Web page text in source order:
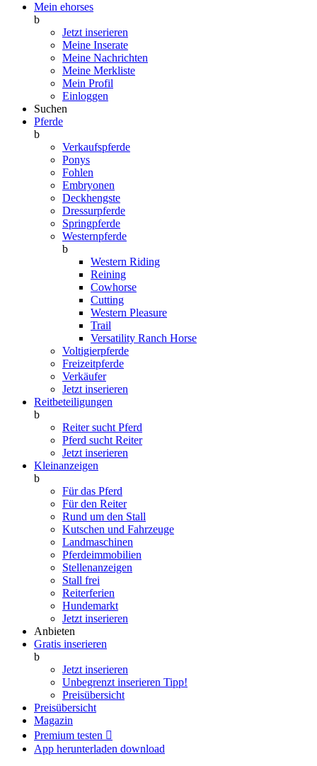
Mein ehorses
b
Jetzt inserieren
Meine Inserate
Meine Nachrichten
Meine Merkliste
Mein Profil
Einloggen
Suchen
Pferde
b
Verkaufspferde
Ponys
Fohlen
Embryonen
Deckhengste
Dressurpferde
Springpferde
Westernpferde
b
Western Riding
Reining
Cowhorse
Cutting
Western Pleasure
Trail
Versatility Ranch Horse
Voltigierpferde
Freizeitpferde
Verkäufer
Jetzt inserieren
Reitbeteiligungen
b
Reiter sucht Pferd
Pferd sucht Reiter
Jetzt inserieren
Kleinanzeigen
b
Für das Pferd
Für den Reiter
Rund um den Stall
Kutschen und Fahrzeuge
Landmaschinen
Pferdeimmobilien
Stellenanzeigen
Stall frei
Reiterferien
Hundemarkt
Jetzt inserieren
Anbieten
Gratis inserieren
b
Jetzt inserieren
Unbegrenzt inserieren Tipp!
Preisübersicht
Preisübersicht
Magazin
Premium testen 
App herunterladen download